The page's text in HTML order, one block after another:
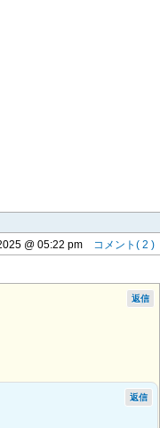
@ 05:22 pm コメント( 2 )
返信
返信